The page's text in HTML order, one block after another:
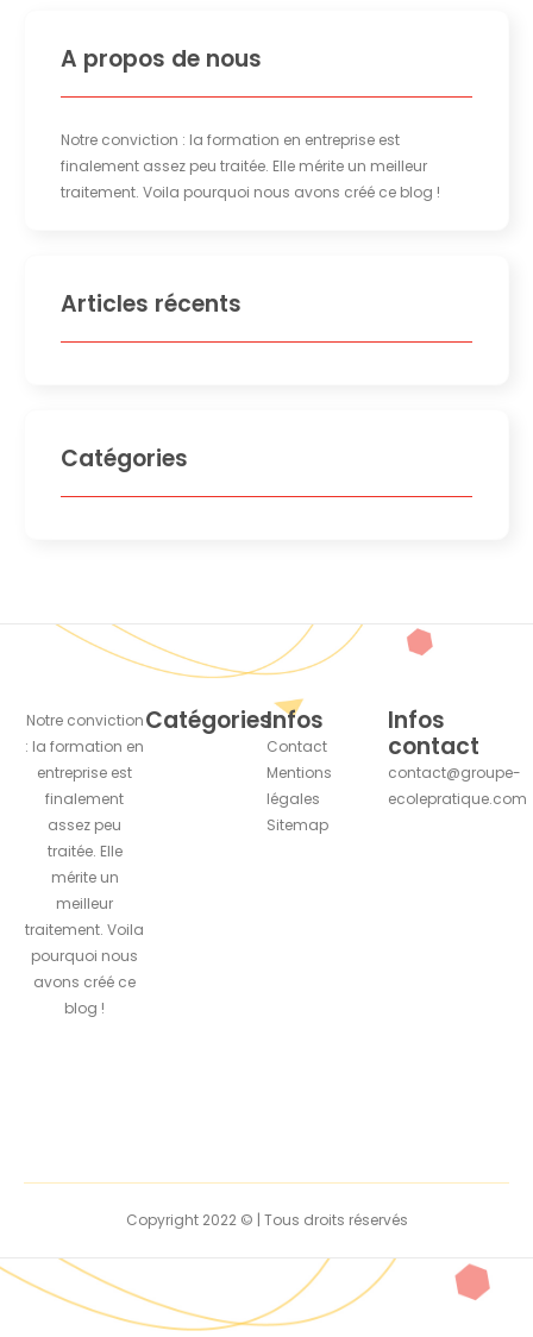
A propos de nous
Notre conviction : la formation en entreprise est
finalement assez peu traitée. Elle mérite un meilleur
traitement. Voila pourquoi nous avons créé ce blog !
Articles récents
Catégories
Notre conviction
: la formation en
entreprise est
finalement
assez peu
traitée. Elle
mérite un
meilleur
traitement. Voila
pourquoi nous
avons créé ce
blog !
CatégoriesInfos
Contact
Mentions
légales
Sitemap
Infos
contact
contact@groupe-
ecolepratique.com
Copyright 2022 © | Tous droits réservés